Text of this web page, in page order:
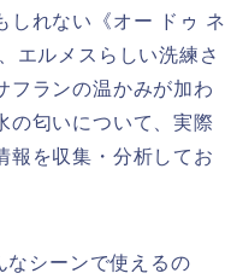
しれない《オー ドゥ ネ
エルメスらしい洗練さ
フランの温かみが加わ
の匂いについて、実際
報を収集・分析してお
なシーンで使えるの